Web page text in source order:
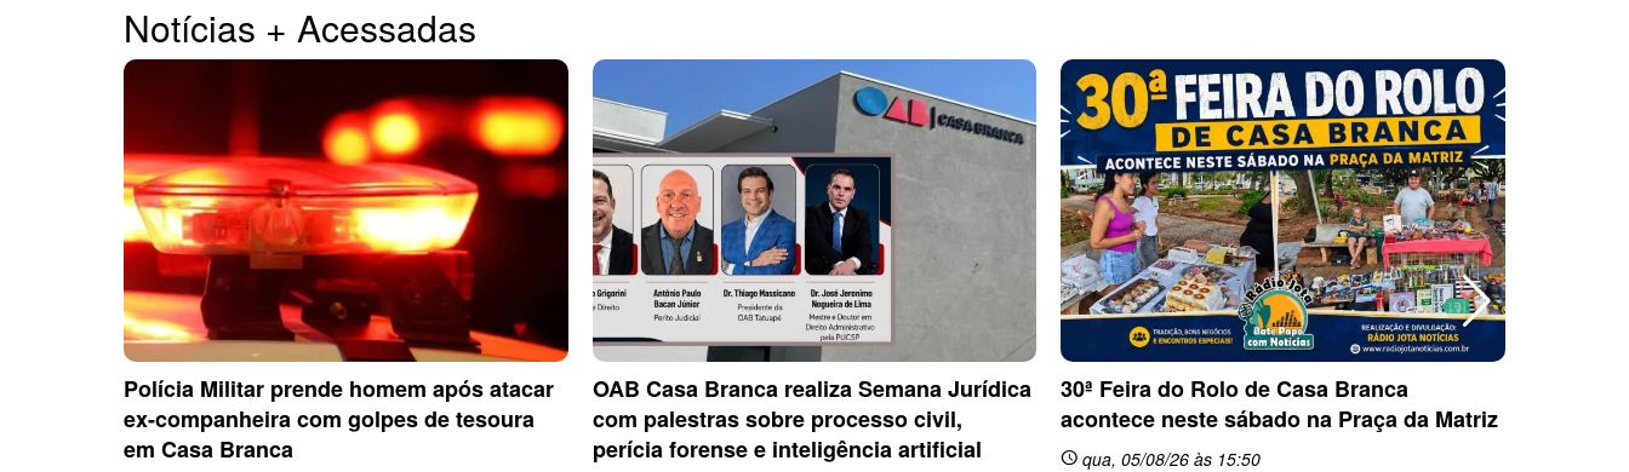
Notícias + Acessadas
Polícia Militar prende homem após atacar
ex-companheira com golpes de tesoura
em Casa Branca
OAB Casa Branca realiza Semana Jurídica
com palestras sobre processo civil,
perícia forense e inteligência artificial
30ª Feira do Rolo de Casa Branca
acontece neste sábado na Praça da Matriz
schedule qua, 05/08/26 às 15:50